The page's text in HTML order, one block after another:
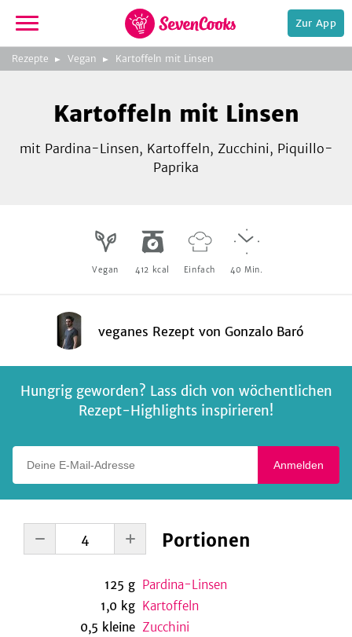
zur
Startseite
Zur App
Rezepte Vegan Kartoffeln mit Linsen
Kartoffeln mit Linsen
mit Pardina-Linsen, Kartoffeln, Zucchini, Piquillo-
Paprika
Vegan 412 kcal Einfach 40 Min.
veganes Rezeptvon Gonzalo Baró
Hungrig geworden? Lass dich von wöchentlichen
Rezept-Highlights inspirieren!
Anmelden
Portionen
125 g Pardina-Linsen
1,0 kg Kartoffeln
0,5 kleine Zucchini